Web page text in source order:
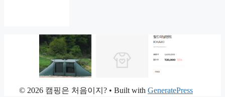
© 2026 캠핑은 처음이지? • Built with GeneratePress